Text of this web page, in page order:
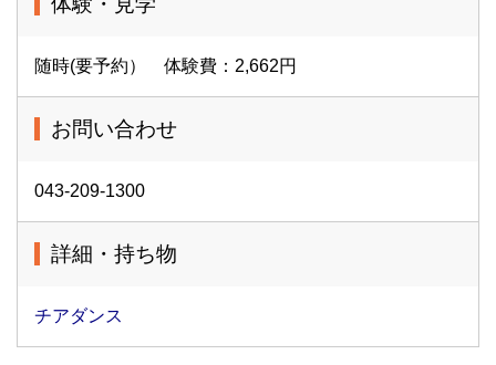
随時(要予約） 体験費：2,662円
お問い合わせ
043-209-1300
詳細・持ち物
チアダンス